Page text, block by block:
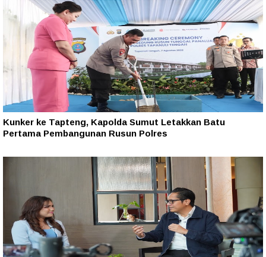
Kunker ke Tapteng, Kapolda Sumut Letakkan Batu
Pertama Pembangunan Rusun Polres